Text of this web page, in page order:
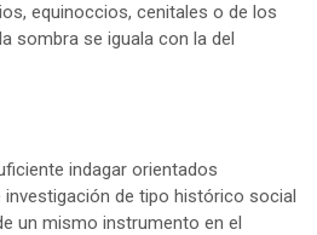
equinoccios, cenitales o de los
sombra se iguala con la del
indagar orientados
investigación de tipo histórico social
un mismo instrumento en el